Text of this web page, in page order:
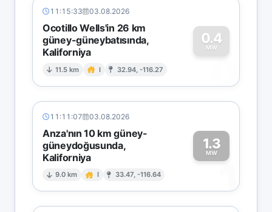
11:15:33 03.08.2026
Ocotillo Wells'in 26 km
güney-güneybatısında,
Kaliforniya
11.5 km I 32.94, -116.27
0.4
MW
0
11:11:07 03.08.2026
Anza'nın 10 km güney-
güneydoğusunda,
Kaliforniya
9.0 km I 33.47, -116.64
1.3
MW
1